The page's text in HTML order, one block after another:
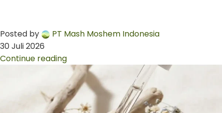
Posted by
PT Mash Moshem Indonesia
30 Juli 2026
Continue reading